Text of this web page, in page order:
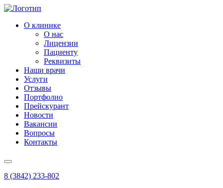
О клинике
О нас
Лицензии
Пациенту
Реквизиты
Наши врачи
Услуги
Отзывы
Портфолио
Прейскурант
Новости
Вакансии
Вопросы
Контакты
8 (3842) 233-802